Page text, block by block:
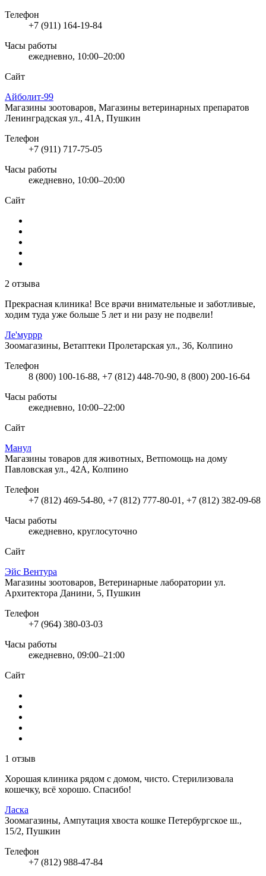
Телефон
+7 (911) 164-19-84
Часы работы
ежедневно, 10:00–20:00
Сайт
Айболит-99
Магазины зоотоваров, Магазины ветеринарных препаратов
Ленинградская ул., 41А, Пушкин
Телефон
+7 (911) 717-75-05
Часы работы
ежедневно, 10:00–20:00
Сайт
2 отзыва
Прекрасная клиника! Все врачи внимательные и заботливые,
ходим туда уже больше 5 лет и ни разу не подвели!
Ле'муррр
Зоомагазины, Ветаптеки Пролетарская ул., 36, Колпино
Телефон
8 (800) 100-16-88, +7 (812) 448-70-90, 8 (800) 200-16-64
Часы работы
ежедневно, 10:00–22:00
Сайт
Манул
Магазины товаров для животных, Ветпомощь на дому
Павловская ул., 42А, Колпино
Телефон
+7 (812) 469-54-80, +7 (812) 777-80-01, +7 (812) 382-09-68
Часы работы
ежедневно, круглосуточно
Сайт
Эйс Вентура
Магазины зоотоваров, Ветеринарные лаборатории ул.
Архитектора Данини, 5, Пушкин
Телефон
+7 (964) 380-03-03
Часы работы
ежедневно, 09:00–21:00
Сайт
1 отзыв
Хорошая клиника рядом с домом, чисто. Стерилизовала
кошечку, всё хорошо. Спасибо!
Ласка
Зоомагазины, Ампутация хвоста кошке Петербургское ш.,
15/2, Пушкин
Телефон
+7 (812) 988-47-84